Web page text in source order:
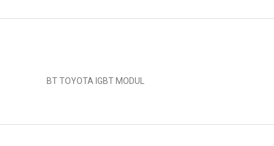
BT TOYOTA IGBT MODUL